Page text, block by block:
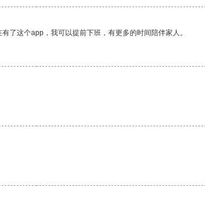
了这个app，我可以提前下班，有更多的时间陪伴家人。